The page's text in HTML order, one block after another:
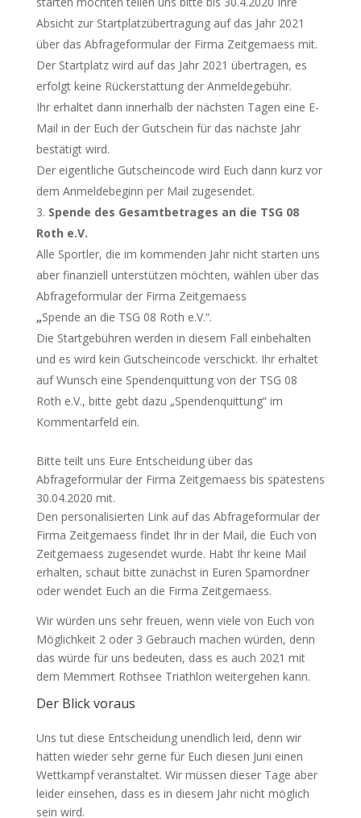
Absicht zur Startplatzübertragung auf das Jahr 2021
über das Abfrageformular der Firma Zeitgemaess mit.
Der Startplatz wird auf das Jahr 2021 übertragen, es
erfolgt keine Rückerstattung der Anmeldegebühr.
Ihr erhaltet dann innerhalb der nächsten Tagen eine E-
Mail in der Euch der Gutschein für das nächste Jahr
bestätigt wird.
Der eigentliche Gutscheincode wird Euch dann kurz vor
dem Anmeldebeginn per Mail zugesendet.
Spende des Gesamtbetrages an die TSG 08
Roth e.V.
Alle Sportler, die im kommenden Jahr nicht starten uns
aber finanziell unterstützen möchten, wählen über das
Abfrageformular der Firma Zeitgemaess
„Spende an die TSG 08 Roth e.V.“.
Die Startgebühren werden in diesem Fall einbehalten
und es wird kein Gutscheincode verschickt. Ihr erhaltet
auf Wunsch eine Spendenquittung von der TSG 08
Roth e.V., bitte gebt dazu „Spendenquittung“ im
Kommentarfeld ein.
Bitte teilt uns Eure Entscheidung über das
Abfrageformular der Firma Zeitgemaess bis spätestens
30.04.2020 mit.
Den personalisierten Link auf das Abfrageformular der
Firma Zeitgemaess findet Ihr in der Mail, die Euch von
Zeitgemaess zugesendet wurde. Habt Ihr keine Mail
erhalten, schaut bitte zunächst in Euren Spamordner
oder wendet Euch an die Firma Zeitgemaess.
Wir würden uns sehr freuen, wenn viele von Euch von
Möglichkeit 2 oder 3 Gebrauch machen würden, denn
das würde für uns bedeuten, dass es auch 2021 mit
dem Memmert Rothsee Triathlon weitergehen kann.
Der Blick voraus
Uns tut diese Entscheidung unendlich leid, denn wir
hätten wieder sehr gerne für Euch diesen Juni einen
Wettkampf veranstaltet. Wir müssen dieser Tage aber
leider einsehen, dass es in diesem Jahr nicht möglich
sein wird.